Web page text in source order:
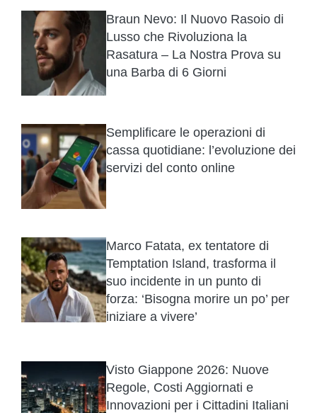
Braun Nevo: Il Nuovo Rasoio di
Lusso che Rivoluziona la
Rasatura – La Nostra Prova su
una Barba di 6 Giorni
Semplificare le operazioni di
cassa quotidiane: l’evoluzione dei
servizi del conto online
Marco Fatata, ex tentatore di
Temptation Island, trasforma il
suo incidente in un punto di
forza: ‘Bisogna morire un po’ per
iniziare a vivere’
Visto Giappone 2026: Nuove
Regole, Costi Aggiornati e
Innovazioni per i Cittadini Italiani